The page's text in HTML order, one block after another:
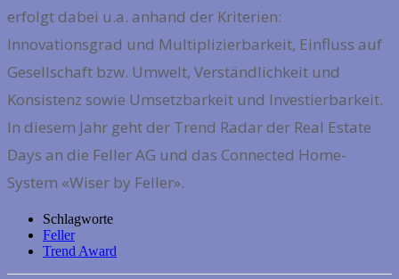
erfolgt dabei u.a. anhand der Kriterien:
Innovationsgrad und Multiplizierbarkeit, Einfluss auf
Gesellschaft bzw. Umwelt, Verständlichkeit und
Konsistenz sowie Umsetzbarkeit und Investierbarkeit.
In diesem Jahr geht der Trend Radar der Real Estate
Days an die Feller AG und das Connected Home-
System «Wiser by Feller».
Schlagworte
Feller
Trend Award